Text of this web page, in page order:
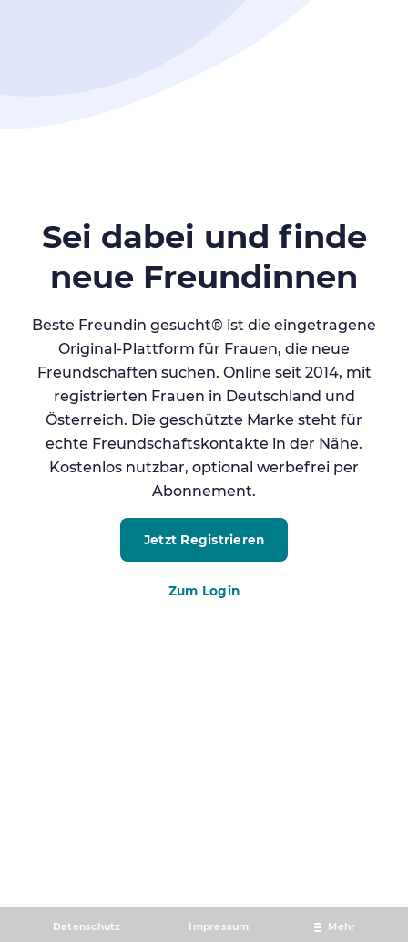
Sei dabei und finde
neue Freundinnen
Beste Freundin gesucht® ist die eingetragene
Original-Plattform für Frauen, die neue
Freundschaften suchen. Online seit 2014, mit
registrierten Frauen in Deutschland und
Österreich. Die geschützte Marke steht für
echte Freundschaftskontakte in der Nähe.
Kostenlos nutzbar, optional werbefrei per
Abonnement.
Jetzt Registrieren
Zum Login
Datenschutz Impressum Mehr